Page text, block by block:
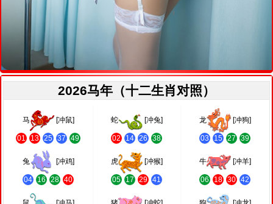
2026马年（十二生肖对照）
马 [冲鼠]
01 13 25 37 49
蛇 [冲兔]
02 14 26 38
龙 [冲狗]
03 15 27 39
兔 [冲鸡]
04 16 28 40
虎 [冲猴]
05 17 29 41
牛 [冲羊]
06 18 30 42